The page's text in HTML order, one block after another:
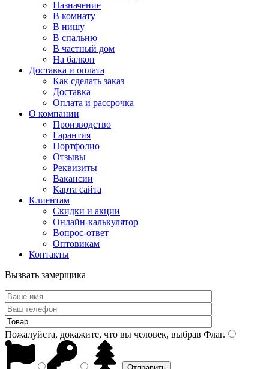
Назначение
В комнату
В нишу
В спальню
В частный дом
На балкон
Доставка и оплата
Как сделать заказ
Доставка
Оплата и рассрочка
О компании
Производство
Гарантия
Портфолио
Отзывы
Реквизиты
Вакансии
Карта сайта
Клиентам
Скидки и акции
Онлайн-калькулятор
Вопрос-ответ
Оптовикам
Контакты
Вызвать замерщика
Пожалуйста, докажите, что вы человек, выбрав Флаг.